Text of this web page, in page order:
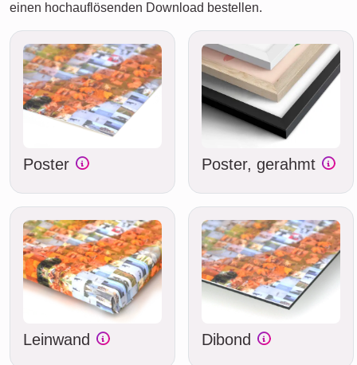
einen hochauflösenden Download bestellen.
Poster Poster, gerahmt
Leinwand Dibond